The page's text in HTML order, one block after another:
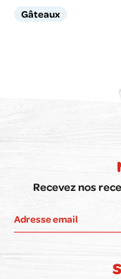
Gâteaux
Recevez nos